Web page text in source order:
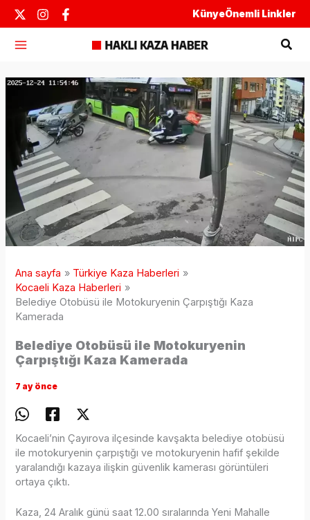
İçeriğe
atla
KünyeÖnemli Linkler
Ana sayfa
Türkiye Kaza Haberleri
Kocaeli Kaza Haberleri
Belediye Otobüsü ile Motokuryenin Çarpıştığı Kaza
Kamerada
Belediye Otobüsü ile Motokuryenin
Çarpıştığı Kaza Kamerada
7 ay önce
Kocaeli’nin Çayırova ilçesinde kavşakta belediye otobüsü
ile motokuryenin çarpıştığı ve motokuryenin hafif şekilde
yaralandığı kazaya ilişkin güvenlik kamerası görüntüleri
ortaya çıktı.
Kaza, 24 Aralık günü saat 12.00 sıralarında Yeni Mahalle